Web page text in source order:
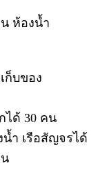
ห้องน้ำ
ก็บของ
ได้ 30 คน
ำ เรือสัญจรได้